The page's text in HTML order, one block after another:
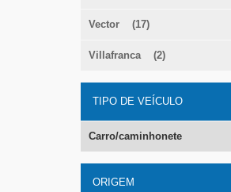
Vector (17)
Villafranca (2)
TIPO DE VEÍCULO
Carro/caminhonete
ORIGEM